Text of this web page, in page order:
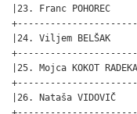
|23. Franc
|24. Viljem BELŠAK
|25. Mojca KOKOT
|26. Nataša